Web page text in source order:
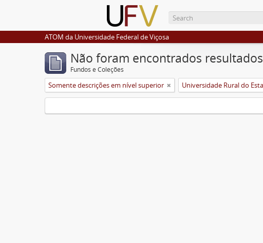
ATOM da Universidade Federal de Viçosa
Não foram encontrados resultados
Fundos e Coleções
Somente descrições em nível superior